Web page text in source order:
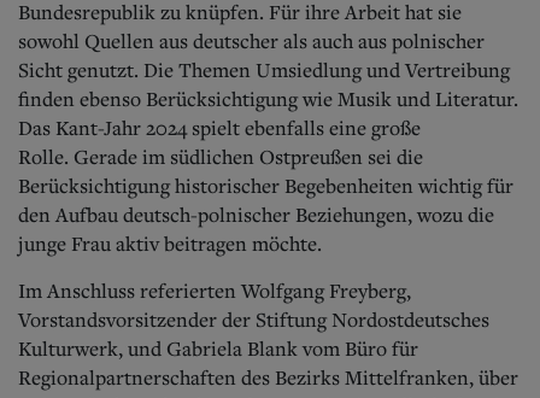
Bundesrepublik zu knüpfen. Für ihre Arbeit hat sie
sowohl Quellen aus deutscher als auch aus polnischer
Sicht genutzt. Die Themen Umsiedlung und Vertreibung
finden ebenso Berücksichtigung wie Musik und Literatur.
Das Kant-Jahr 2024 spielt ebenfalls eine große
Rolle. Gerade im südlichen Ostpreußen sei die
Berücksichtigung historischer Begebenheiten wichtig für
den Aufbau deutsch-polnischer Beziehungen, wozu die
junge Frau aktiv beitragen möchte.
Im Anschluss referierten Wolfgang Freyberg,
Vorstandsvorsitzender der Stiftung Nordostdeutsches
Kulturwerk, und Gabriela Blank vom Büro für
Regionalpartnerschaften des Bezirks Mittelfranken, über